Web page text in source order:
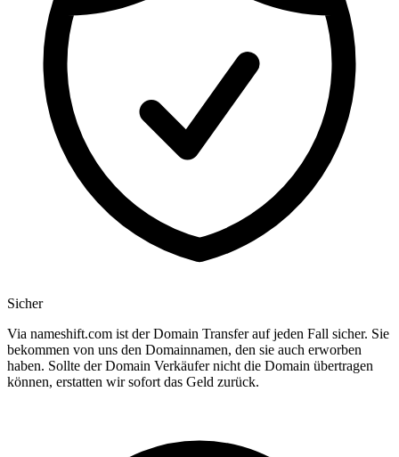
Sicher
Via nameshift.com ist der Domain Transfer auf jeden Fall sicher. Sie
bekommen von uns den Domainnamen, den sie auch erworben
haben. Sollte der Domain Verkäufer nicht die Domain übertragen
können, erstatten wir sofort das Geld zurück.